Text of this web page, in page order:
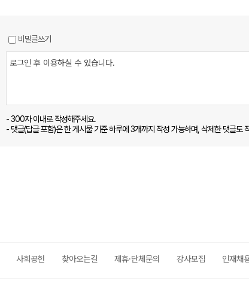
비밀글쓰기
- 300자 이내로 작성해주세요.
- 댓글(답글 포함)은 한 게시물 기준 하루에 3개까지 작성 가능하며, 삭제한 댓글도
사회공헌 찾아오는길 제휴·단체문의 강사모집 인재채